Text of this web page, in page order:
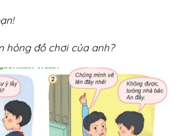
hỏng đồ chơi của anh?